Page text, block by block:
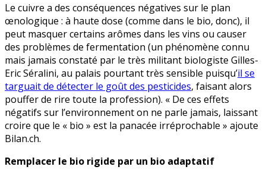
Le cuivre a des conséquences négatives sur le plan
œnologique : à haute dose (comme dans le bio, donc), il
peut masquer certains arômes dans les vins ou causer
des problèmes de fermentation (un phénomène connu
mais jamais constaté par le très militant biologiste Gilles-
Eric Séralini, au palais pourtant très sensible puisqu’il se
targuait de détecter le goût des pesticides, faisant alors
pouffer de rire toute la profession). « De ces effets
négatifs sur l’environnement on ne parle jamais, laissant
croire que le « bio » est la panacée irréprochable » ajoute
Bilan.ch.
Remplacer le bio rigide par un bio adaptatif